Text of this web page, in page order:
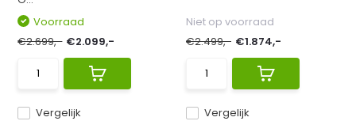
Vergelijk
Voorraad
€2.699,- €2.099,-
Vergelijk
Niet op voorraad
€2.499,- €1.874,-